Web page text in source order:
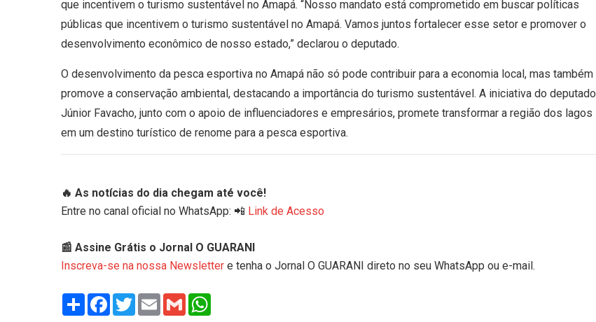
que incentivem o turismo sustentável no Amapá. “Nosso mandato está comprometido em buscar políticas
públicas que incentivem o turismo sustentável no Amapá. Vamos juntos fortalecer esse setor e promover o
desenvolvimento econômico de nosso estado,” declarou o deputado.
O desenvolvimento da pesca esportiva no Amapá não só pode contribuir para a economia local, mas também
promove a conservação ambiental, destacando a importância do turismo sustentável. A iniciativa do deputado
Júnior Favacho, junto com o apoio de influenciadores e empresários, promete transformar a região dos lagos
em um destino turístico de renome para a pesca esportiva.
🔥 As notícias do dia chegam até você!
Entre no canal oficial no WhatsApp: 📲 Link de Acesso
📰 Assine Grátis o Jornal O GUARANI
Inscreva-se na nossa Newsletter e tenha o Jornal O GUARANI direto no seu WhatsApp ou e-mail.
Share Facebook
TwitterEmail Gmail